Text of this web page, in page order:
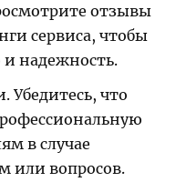
отзывы
сервиса, чтобы
и надежность.
Убедитесь, что
в случае
или вопросов.